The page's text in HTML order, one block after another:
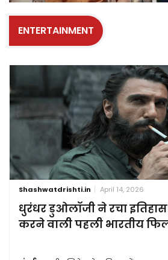
ENTERTAINMENT
Shashwatdrishti.in April 14, 2026
धुरंधर डुओलॉजी ने रचा
करने वाली पहली भारतीय